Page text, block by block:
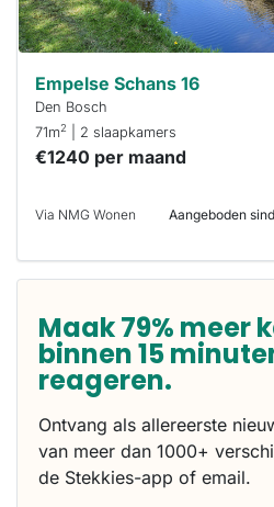
Empelse Schans 16
Den Bosch
71m2 | 2 slaapkamers
€1240 per maand
Via NMG Wonen Aangeboden
Maak 79% meer
binnen 15
reageren.
Ontvang als allereerste
van meer dan 1000+
de Stekkies-app of email.